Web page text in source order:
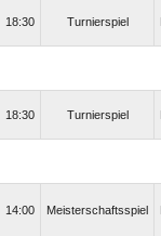
18:30 Turnierspiel
18:30 Turnierspiel
14:00 Meisterschaftsspiel